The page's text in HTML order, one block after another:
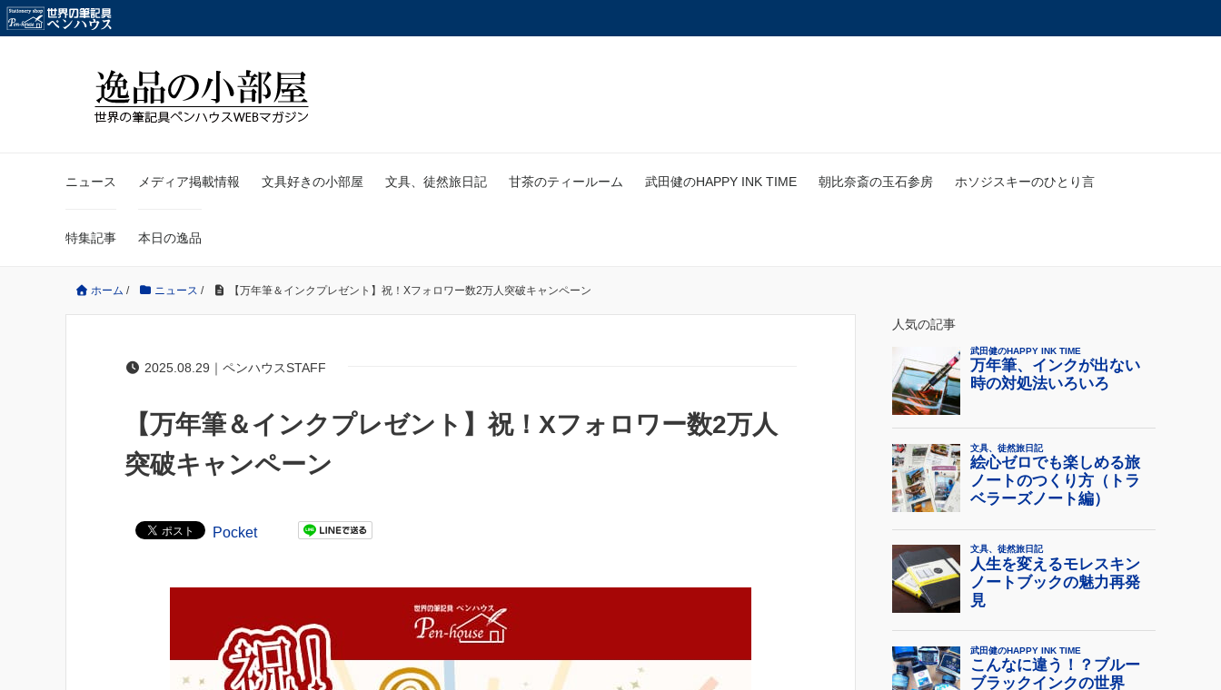
ニュース メディア掲載情報 文具好きの小部屋 文具、徒然旅日記 甘茶のティールーム 武田健のHAPPY INK TIME 朝比奈斎の玉石参房 ホソジスキーのひとり言
特集記事 本日の逸品
ホーム / ニュース / 【万年筆＆インクプレゼント】祝！Xフォロワー数2万人突破キャンペーン
2025.08.29｜ペンハウスSTAFF
【万年筆＆インクプレゼント】祝！Xフォロワー数2万人
突破キャンペーン
Pocket
人気の記事